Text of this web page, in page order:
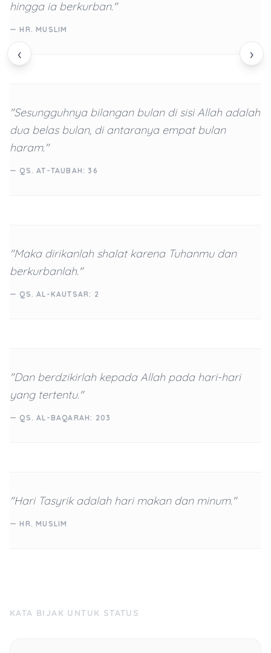
‹ ›
hingga ia berkurban."
— HR. MUSLIM
"Sesungguhnya bilangan bulan di sisi Allah adalah
dua belas bulan, di antaranya empat bulan
haram."
— QS. AT-TAUBAH: 36
"Maka dirikanlah shalat karena Tuhanmu dan
berkurbanlah."
— QS. AL-KAUTSAR: 2
"Dan berdzikirlah kepada Allah pada hari-hari
yang tertentu."
— QS. AL-BAQARAH: 203
"Hari Tasyrik adalah hari makan dan minum."
— HR. MUSLIM
KATA BIJAK UNTUK STATUS